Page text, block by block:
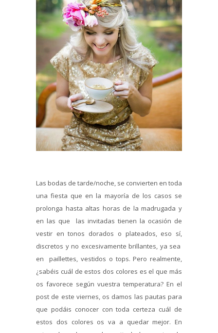
Las bodas de tarde/noche, se convierten en toda
una fiesta que en la mayoría de los casos se
prolonga hasta altas horas de la madrugada y
en las que las invitadas tienen la ocasión de
vestir en tonos dorados o plateados, eso sí,
discretos y no excesivamente brillantes, ya sea
en paillettes, vestidos o tops. Pero realmente,
¿sabéis cuál de estos dos colores es el que más
os favorece según vuestra temperatura? En el
post de este viernes, os damos las pautas para
que podáis conocer con toda certeza cuál de
estos dos colores os va a quedar mejor. En